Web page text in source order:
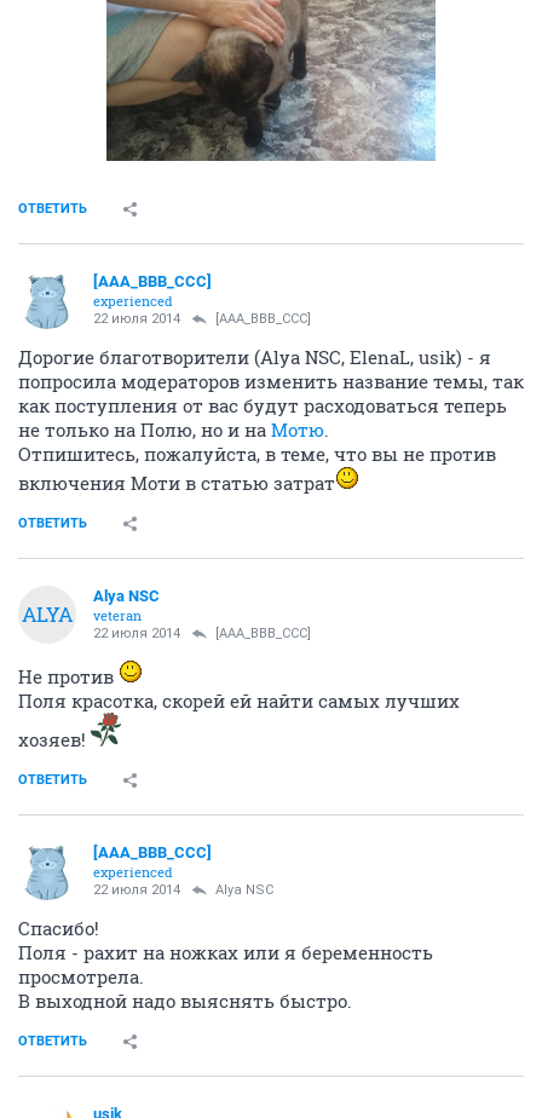
ОТВЕТИТЬ
[AAA_BBB_CCC]
experienced
22 июля 2014 [AAA_BBB_CCC]
Дорогие благотворители (Alya NSC, ElenaL, usik) - я
попросила модераторов изменить название темы, так
как поступления от вас будут расходоваться теперь
не только на Полю, но и на Мотю.
Отпишитесь, пожалуйста, в теме, что вы не против
включения Моти в статью затрат
ОТВЕТИТЬ
ALYA
Alya NSC
veteran
22 июля 2014 [AAA_BBB_CCC]
Не против
Поля красотка, скорей ей найти самых лучших
хозяев!
ОТВЕТИТЬ
[AAA_BBB_CCC]
experienced
22 июля 2014 Alya NSC
Спасибо!
Поля - рахит на ножках или я беременность
просмотрела.
В выходной надо выяснять быстро.
ОТВЕТИТЬ
usik